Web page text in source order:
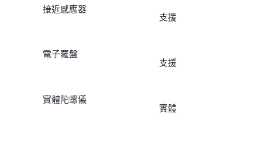
接近感應器
支援
電子羅盤
支援
實體陀螺儀
實體